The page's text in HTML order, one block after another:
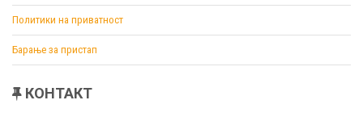
Политики на приватност
Барање за пристап
КОНТАКТ